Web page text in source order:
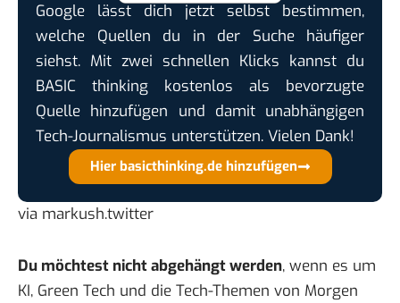
Google lässt dich jetzt selbst bestimmen,
welche Quellen du in der Suche häufiger
siehst. Mit zwei schnellen Klicks kannst du
BASIC thinking kostenlos als bevorzugte
Quelle hinzufügen und damit unabhängigen
Tech-Journalismus unterstützen. Vielen Dank!
Hier basicthinking.de hinzufügen
via markush.twitter
Du möchtest nicht abgehängt werden, wenn es um
KI, Green Tech und die Tech-Themen von Morgen